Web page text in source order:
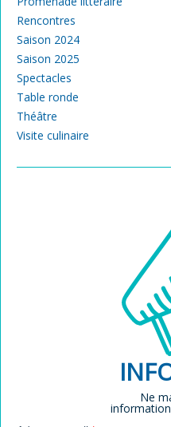
Rencontres
Saison 2024
Saison 2025
Spectacles
Table ronde
Théâtre
Visite culinaire
Ne